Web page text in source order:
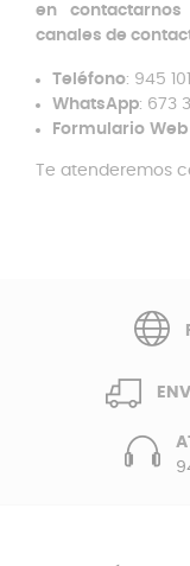
en
canales de
Teléfono: 945
WhatsApp: 673
Formulario Web
Te atenderemos